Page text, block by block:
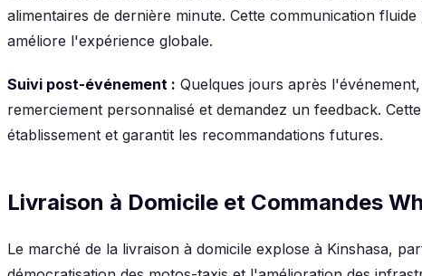
alimentaires de dernière minute. Cette communication
améliore l'expérience globale.
Suivi post-événement : Quelques jours après
remerciement personnalisé et demandez un feedback.
établissement et garantit les recommandations futures.
Livraison à Domicile et Commandes
Le marché de la livraison à domicile explose à Kinshasa,